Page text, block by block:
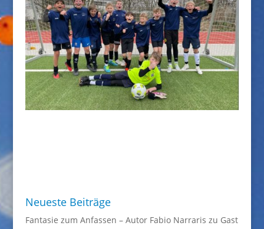
Neueste Beiträge
Fantasie zum Anfassen – Autor Fabio Narraris zu Gast